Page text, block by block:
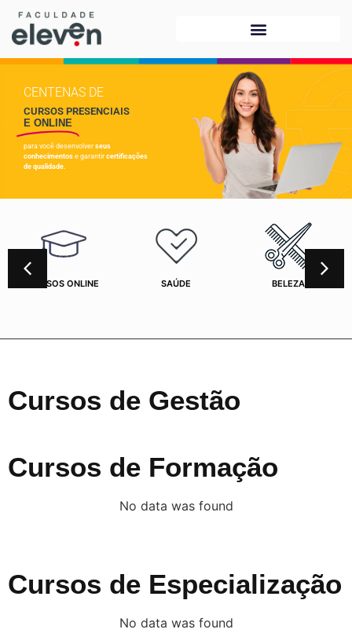
CENTENAS DE
CURSOS PRESENCIAIS
E ONLINE
para você desenvolver seus
conhecimentos e garantir certificações
de qualidade.
CURSOS ONLINE SAÚDE BELEZA
Cursos de Gestão
Cursos de Formação
No data was found
Cursos de Especialização
No data was found